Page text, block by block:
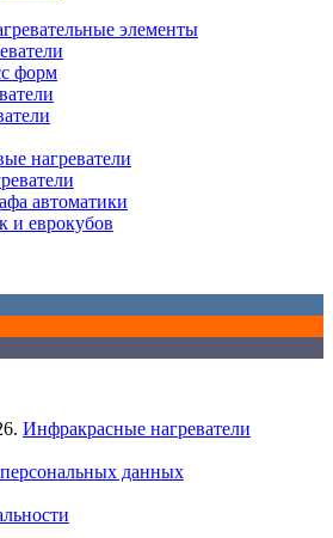
элементы
форм
нагреватели
автоматики
и еврокубов
Инфракрасные нагреватели
данных